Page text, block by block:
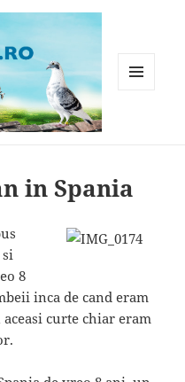
in Spania
si
8
inca de cand eram
curte chiar eram